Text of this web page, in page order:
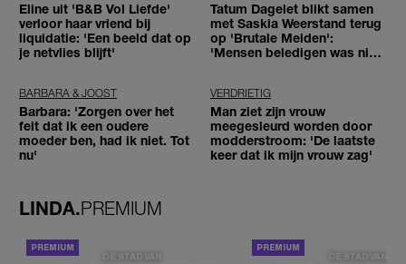
Eline uit 'B&B Vol Liefde'
verloor haar vriend bij
liquidatie: 'Een beeld dat op
je netvlies blijft'
Tatum Dagelet blikt samen
met Saskia Weerstand terug
op 'Brutale Meiden':
'Mensen beledigen was niet
BARBARA & JOOST
Barbara: 'Zorgen over het
feit dat ik een oudere
moeder ben, had ik niet. Tot
nu'
VERDRIETIG
Man ziet zijn vrouw
meegesleurd worden door
modderstroom: 'De laatste
keer dat ik mijn vrouw zag'
LINDA.PREMIUM
DE STAD VAN DE STAD VAN